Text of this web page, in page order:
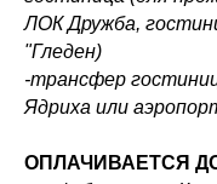
ЛОК Дружба,
"Гледен)
-трансфер
Ядриха или
ОПЛАЧИВАЕТСЯ